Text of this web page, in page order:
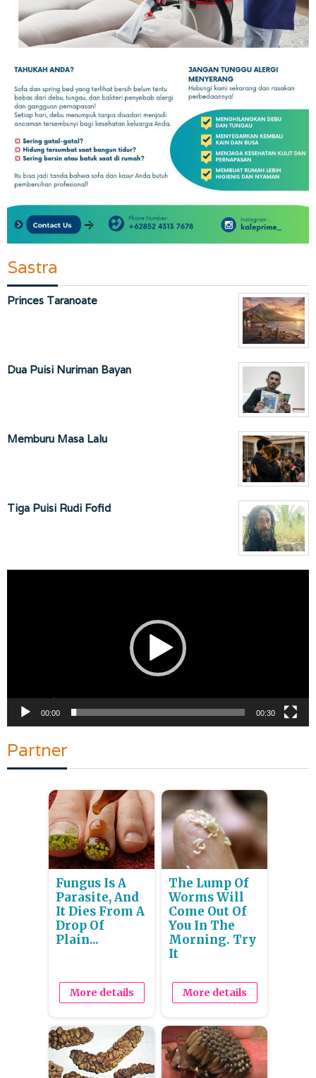
Sastra
Princes Taranoate
Dua Puisi Nuriman Bayan
Memburu Masa Lalu
Tiga Puisi Rudi Fofid
00:00 00:30
Partner
Fungus Is A
Parasite, And
It Dies From A
Drop Of
Plain...
More details
The Lump Of
Worms Will
Come Out Of
You In The
Morning. Try
It
More details